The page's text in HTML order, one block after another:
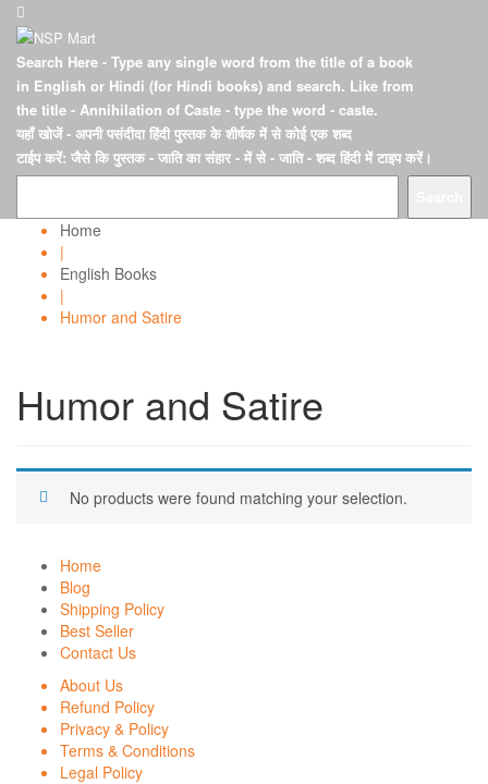
Search Here - Type any single word from the title of a book
in English or Hindi (for Hindi books) and search. Like from
the title - Annihilation of Caste - type the word - caste.
यहाँ खोजें- अपनी पसंदीदा हिंदी पुस्तक के शीर्षक में से कोई एक शब्द
टाईप करें: जैसे कि पुस्तक - जाति का संहार - में से - जाति - शब्द हिंदी में टाइप करें।
Home
|
English Books
|
Humor and Satire
Humor and Satire
No products were found matching your selection.
Home
Blog
Shipping Policy
Best Seller
Contact Us
About Us
Refund Policy
Privacy & Policy
Terms & Conditions
Legal Policy